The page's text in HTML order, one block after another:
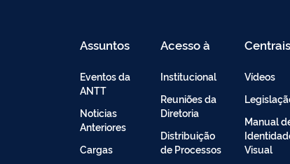
Assuntos
Eventos da
ANTT
Noticias
Anteriores
Cargas
Acesso à
Institucional
Reuniões da
Diretoria
Distribuição
de Processos
Centrais
Vídeos
Manual
Visual